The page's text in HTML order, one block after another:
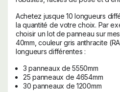
Achetez jusque 10 longueurs
la quantité de votre choix. Par
choisir un lot de panneau sur
40mm, couleur gris anthracite
longueurs différentes :
3 panneaux de 5550mm
25 panneaux de 4654mm
30 panneaux de 1200mm